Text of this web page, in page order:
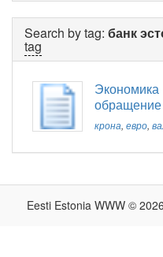
Search by tag: банк
tag
Экономика
обращение
крона, евро,
Eesti Estonia WWW © 2026